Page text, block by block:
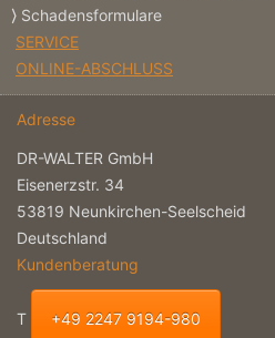
Schadensformulare
SERVICE
ONLINE-ABSCHLUSS
Adresse
DR-WALTER GmbH
Eisenerzstr. 34
53819 Neunkirchen-Seelscheid
Deutschland
Kundenberatung
T +49 2247 9194-980